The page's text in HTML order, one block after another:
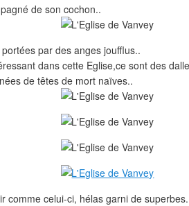
de son cochon..
par des anges joufflus..
dans cette Eglise,ce sont des
de têtes de mort naïves..
comme celui-ci, hélas garni de